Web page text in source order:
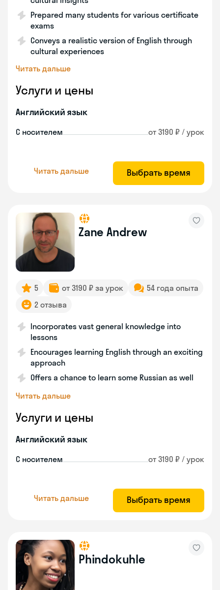
Prepared many students for various certificate
exams
Conveys a realistic version of English through
cultural experiences
Читать дальше
Услуги и цены
Английский язык
С носителем от 3190 ₽ / урок
Читать дальше Выбрать время
Zane Andrew
5 от 3190 ₽ за урок
54 года опыта
2 отзыва
Incorporates vast general knowledge into
lessons
Encourages learning English through an exciting
approach
Offers a chance to learn some Russian as well
Читать дальше
Услуги и цены
Английский язык
С носителем от 3190 ₽ / урок
Читать дальше Выбрать время
Phindokuhle